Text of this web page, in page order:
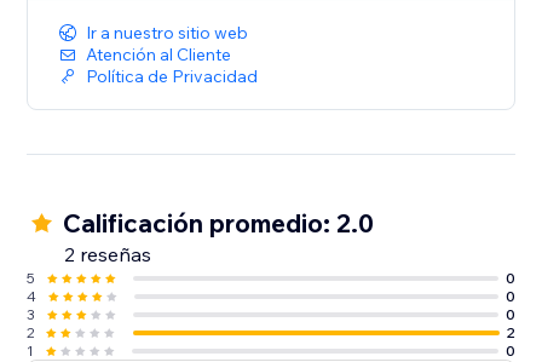
Ir a nuestro sitio web
Atención al Cliente
Política de Privacidad
Calificación promedio: 2.0
2 reseñas
5
0
4
0
3
0
2
2
1
0